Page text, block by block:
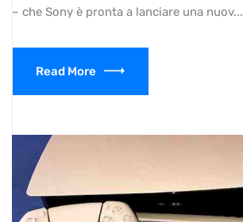
– che Sony è pronta a lanciare una nuov...
Read More